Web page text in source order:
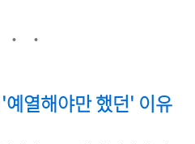
열해야만 했던' 이유